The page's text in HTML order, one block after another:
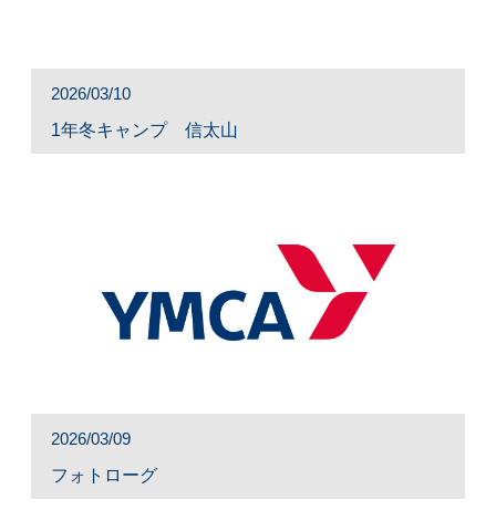
2026/03/10
1年冬キャンプ 信太山
2026/03/09
フォトローグ